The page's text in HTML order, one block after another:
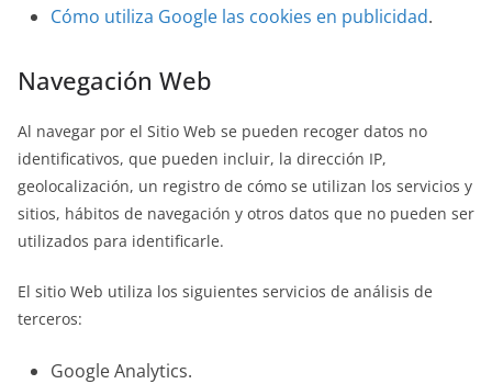
Cómo utiliza Google las cookies en publicidad.
Navegación Web
Al navegar por el Sitio Web se pueden recoger datos no
identificativos, que pueden incluir, la dirección IP,
geolocalización, un registro de cómo se utilizan los servicios y
sitios, hábitos de navegación y otros datos que no pueden ser
utilizados para identificarle.
El sitio Web utiliza los siguientes servicios de análisis de
terceros:
Google Analytics.